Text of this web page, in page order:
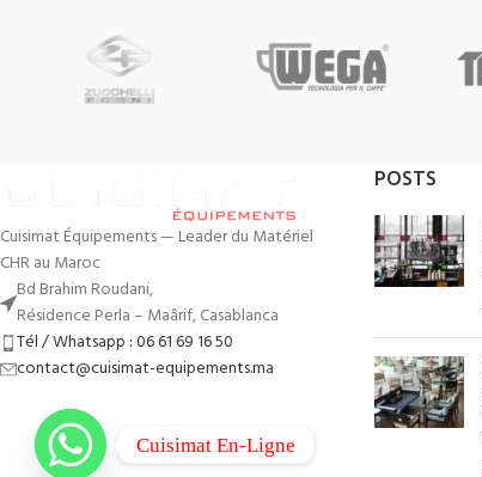
Cuisimat Équipements — Leader du Matériel
CHR au Maroc
Bd Brahim Roudani,
Résidence Perla – Maârif, Casablanca
Tél / Whatsapp : 06 61 69 16 50
contact@cuisimat-equipements.ma
POSTS
Cuisimat En-Ligne